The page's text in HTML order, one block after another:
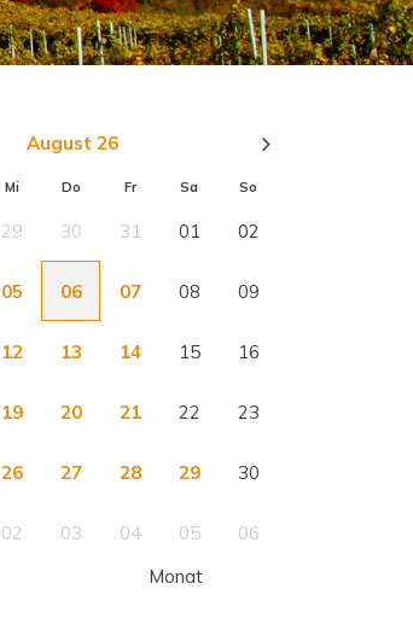
August 26
Mi Do Fr Sa So
29 30 31 01 02
05 06 07 08 09
12 13 14 15 16
19 20 21 22 23
26 27 28 29 30
02 03 04 05
06
Monat